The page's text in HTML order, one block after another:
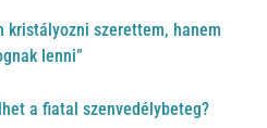
kristályozni szerettem, hanem
lenni”
a fiatal szenvedélybeteg?